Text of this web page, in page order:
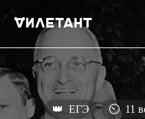
👑 ЕГЭ ⏲ 11